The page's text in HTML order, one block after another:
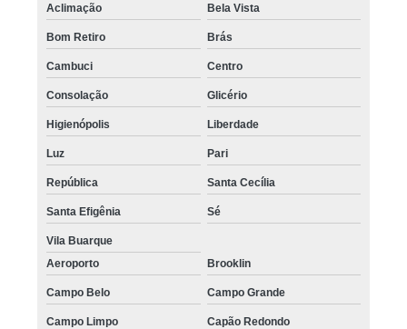
Aclimação
Bela Vista
Bom Retiro Brás
Cambuci Centro
Consolação Glicério
Higienópolis Liberdade
Luz Pari
República Santa Cecília
Santa Efigênia Sé
Vila Buarque
Aeroporto
Brooklin
Campo Belo Campo Grande
Campo Limpo Capão Redondo